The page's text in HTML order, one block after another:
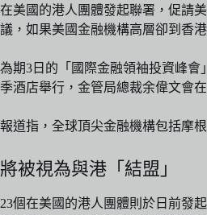
在美國的港人團體發起聯署，促請
議，如果美國金融機構高層卻到香
為期3日的「國際金融領袖投資峰
季酒店舉行，金管局總裁余偉文會
報道指，全球頂尖金融機構包括摩
將被視為與港「結盟」
23個在美國的港人團體則於日前發